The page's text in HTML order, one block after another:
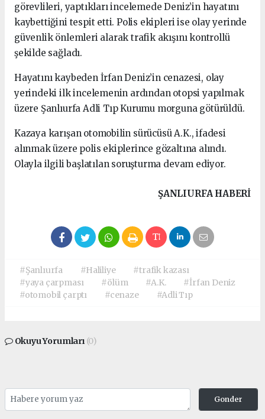
görevlileri, yaptıkları incelemede Deniz’in hayatını
kaybettiğini tespit etti. Polis ekipleri ise olay yerinde
güvenlik önlemleri alarak trafik akışını kontrollü
şekilde sağladı.
Hayatını kaybeden İrfan Deniz’in cenazesi, olay
yerindeki ilk incelemenin ardından otopsi yapılmak
üzere Şanlıurfa Adli Tıp Kurumu morguna götürüldü.
Kazaya karışan otomobilin sürücüsü A.K., ifadesi
alınmak üzere polis ekiplerince gözaltına alındı.
Olayla ilgili başlatılan soruşturma devam ediyor.
ŞANLIURFA HABERİ
#Şanlıurfa #Haliliye
#trafik kazası
#yaya çarpması
#ölüm #A.K.
#İrfan Deniz
#otomobil çarptı
#cenaze #Adli Tıp
Okuyu Yorumları (0)
Gonder